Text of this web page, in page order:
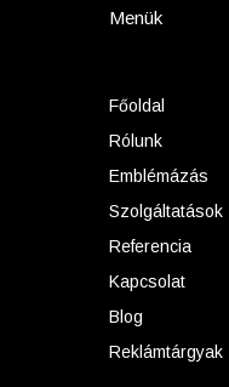
Menük
Főoldal
Rólunk
Emblémázás
Szolgáltatások
Referencia
Kapcsolat
Blog
Reklámtárgyak